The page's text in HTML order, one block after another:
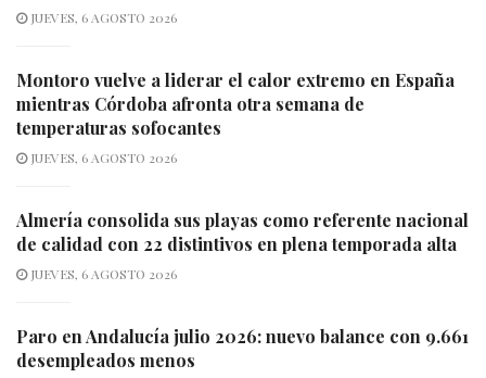
JUEVES, 6 AGOSTO 2026
Montoro vuelve a liderar el calor extremo en España
mientras Córdoba afronta otra semana de
temperaturas sofocantes
JUEVES, 6 AGOSTO 2026
Almería consolida sus playas como referente nacional
de calidad con 22 distintivos en plena temporada alta
JUEVES, 6 AGOSTO 2026
Paro en Andalucía julio 2026: nuevo balance con 9.661
desempleados menos